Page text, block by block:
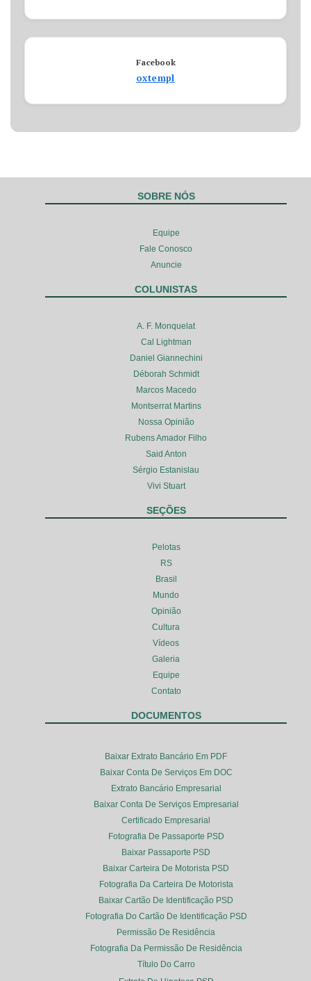
Facebook
oxtempl
SOBRE NÓS
Equipe
Fale Conosco
Anuncie
COLUNISTAS
A. F. Monquelat
Cal Lightman
Daniel Giannechini
Déborah Schmidt
Marcos Macedo
Montserrat Martins
Nossa Opinião
Rubens Amador Filho
Said Anton
Sérgio Estanislau
Vivi Stuart
SEÇÕES
Pelotas
RS
Brasil
Mundo
Opinião
Cultura
Vídeos
Galeria
Equipe
Contato
DOCUMENTOS
Baixar Extrato Bancário Em PDF
Baixar Conta De Serviços Em DOC
Extrato Bancário Empresarial
Baixar Conta De Serviços Empresarial
Certificado Empresarial
Fotografia De Passaporte PSD
Baixar Passaporte PSD
Baixar Carteira De Motorista PSD
Fotografia Da Carteira De Motorista
Baixar Cartão De Identificação PSD
Fotografia Do Cartão De Identificação PSD
Permissão De Residência
Fotografia Da Permissão De Residência
Título Do Carro